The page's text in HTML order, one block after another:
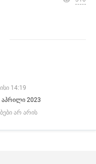
14:19
აპრილი 2023
არ არის